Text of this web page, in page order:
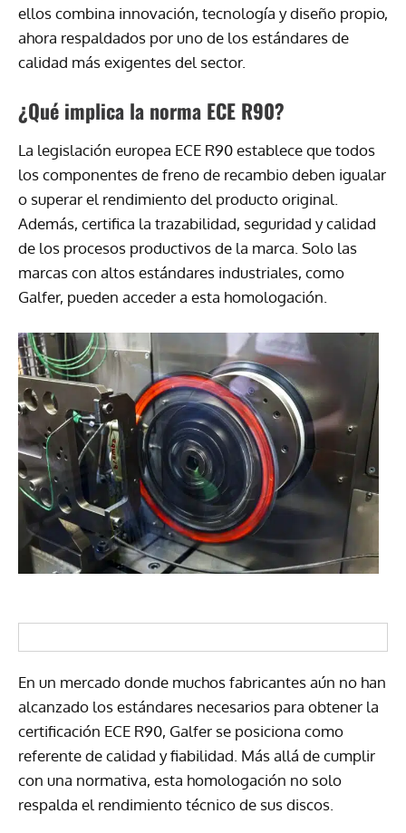
ellos combina innovación, tecnología y diseño propio,
ahora respaldados por uno de los estándares de
calidad más exigentes del sector.
¿Qué implica la norma ECE R90?
La legislación europea ECE R90 establece que todos
los componentes de freno de recambio deben igualar
o superar el rendimiento del producto original.
Además, certifica la trazabilidad, seguridad y calidad
de los procesos productivos de la marca. Solo las
marcas con altos estándares industriales, como
Galfer, pueden acceder a esta homologación.
En un mercado donde muchos fabricantes aún no han
alcanzado los estándares necesarios para obtener la
certificación ECE R90, Galfer se posiciona como
referente de calidad y fiabilidad. Más allá de cumplir
con una normativa, esta homologación no solo
respalda el rendimiento técnico de sus discos.